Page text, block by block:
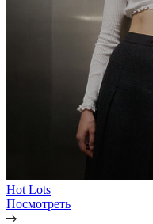
Hot Lots
Посмотреть